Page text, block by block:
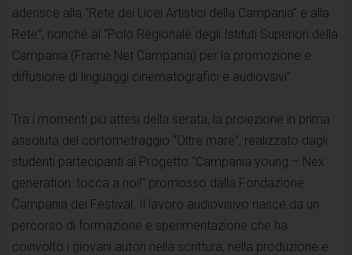
aderisce alla “Rete dei Licei Artistici della Campania” e alla
Rete”, nonché al “Polo Regionale degli Istituti Superiori della
Campania (Frame Net Campania) per la promozione e
diffusione di linguaggi cinematografici e audiovsivi”.
Tra i momenti più attesi della serata, la proiezione in prima
assoluta del cortometraggio “Oltre mare”, realizzato dagli
studenti partecipanti al Progetto “Campania young – Nex
generation: tocca a noi!” promosso dalla Fondazione
Campania dei Festival. Il lavoro audiovisivo nasce da un
percorso di formazione e sperimentazione che ha
coinvolto i giovani autori nella scrittura, nella produzione e